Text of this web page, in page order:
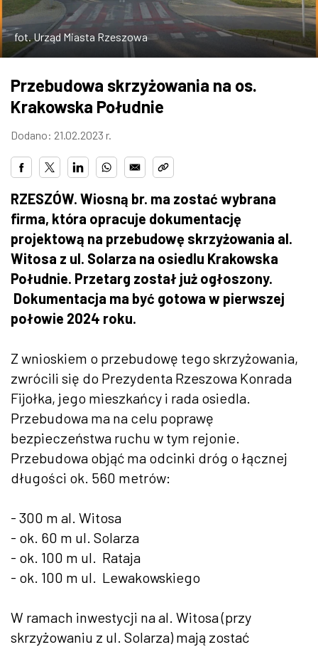
ZDJĘCIA
W RZESZOWIE
fot. Urząd Miasta Rzeszowa
Przebudowa skrzyżowania na os.
Krakowska Południe
Dodano: 21.02.2023 r.
RZESZÓW. Wiosną br. ma zostać wybrana
firma, która opracuje dokumentację
projektową na przebudowę skrzyżowania al.
Witosa z ul. Solarza na osiedlu Krakowska
Południe. Przetarg został już ogłoszony.
Dokumentacja ma być gotowa w pierwszej
połowie 2024 roku.
Z wnioskiem o przebudowę tego skrzyżowania,
zwrócili się do Prezydenta Rzeszowa Konrada
Fijołka, jego mieszkańcy i rada osiedla.
Przebudowa ma na celu poprawę
bezpieczeństwa ruchu w tym rejonie.
Przebudowa objąć ma odcinki dróg o łącznej
długości ok. 560 metrów:
- 300 m al. Witosa
- ok. 60 m ul. Solarza
- ok. 100 m ul. Rataja
- ok. 100 m ul. Lewakowskiego
W ramach inwestycji na al. Witosa (przy
skrzyżowaniu z ul. Solarza) mają zostać